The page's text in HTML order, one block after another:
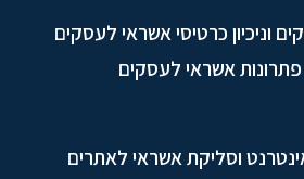
וניכיון כרטיסי אשראי לעסקים
אשראי לעסקים
וסליקת אשראי לאתרים